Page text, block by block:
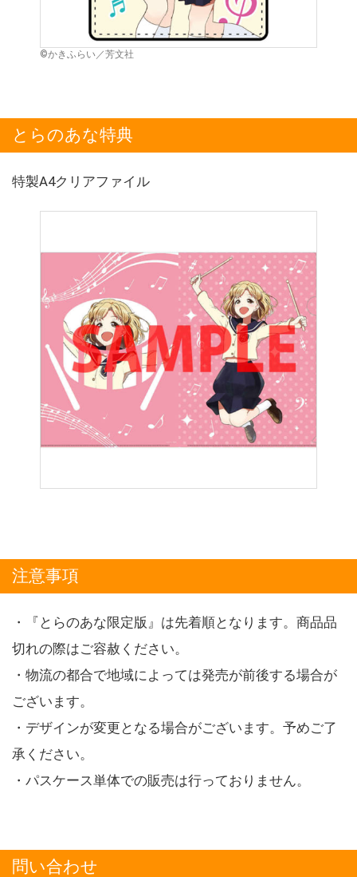
©かきふらい／芳文社
とらのあな特典
特製A4クリアファイル
注意事項
・『とらのあな限定版』は先着順となります。商品品
切れの際はご容赦ください。
・物流の都合で地域によっては発売が前後する場合が
ございます。
・デザインが変更となる場合がございます。予めご了
承ください。
・パスケース単体での販売は行っておりません。
問い合わせ